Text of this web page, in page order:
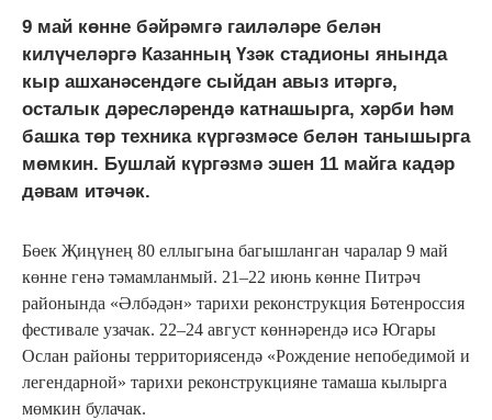
9 май көнне бәйрәмгә гаиләләре белән
килүчеләргә Казанның Үзәк стадионы янында
кыр ашханәсендәге сыйдан авыз итәргә,
осталык дәресләрендә катнашырга, хәрби һәм
башка төр техника күргәзмәсе белән танышырга
мөмкин. Бушлай күргәзмә эшен 11 майга кадәр
дәвам итәчәк.
Бөек Җиңүнең 80 еллыгына багышланган чаралар 9 май
көнне генә тәмамланмый. 21–22 июнь көнне Питрәч
районында «Әлбәдән» тарихи реконструкция Бөтенроссия
фестивале узачак. 22–24 август көннәрендә исә Югары
Ослан районы территориясендә «Рождение непобедимой и
легендарной» тарихи реконструкцияне тамаша кылырга
мөмкин булачак.